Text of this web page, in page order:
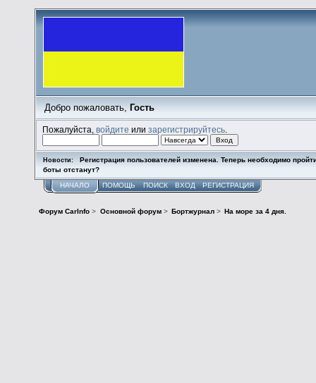
Добро пожаловать, Гость
Пожалуйста,войдите илизарегистрируйтесь
Новости:
Регистрация пользователей изменена. Теперь необходимо
боты отстанут?
НАЧАЛО ПОМОЩЬ ПОИСК ВХОД РЕГИСТРАЦИЯ
Форум CarInfo > Основной форум> Бортжурнал> На море за 4 дня.